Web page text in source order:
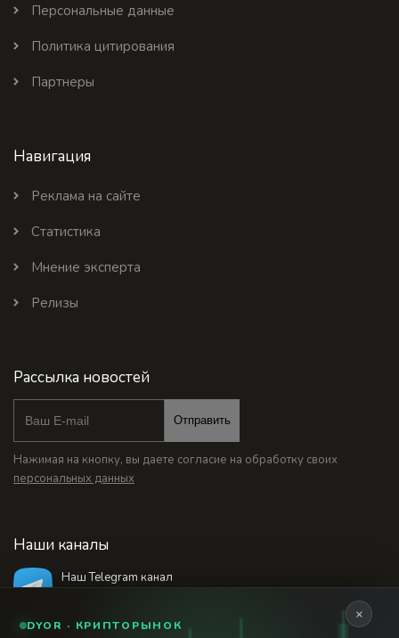
Персональные данные
Политика цитирования
Партнеры
Навигация
Реклама на сайте
Статистика
Мнение эксперта
Релизы
Рассылка новостей
Отправить
Нажимая на кнопку, вы даете согласие на обработку своих
персональных данных
Наши каналы
Наш Telegram канал
×
DYOR · КРИПТОРЫНОК